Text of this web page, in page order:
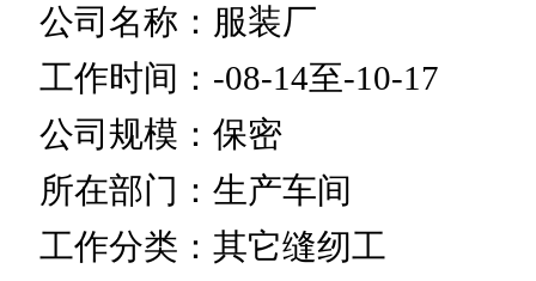
公司名称：服装厂
工作时间：-08-14至-10-17
公司规模：保密
所在部门：生产车间
工作分类：其它缝纫工